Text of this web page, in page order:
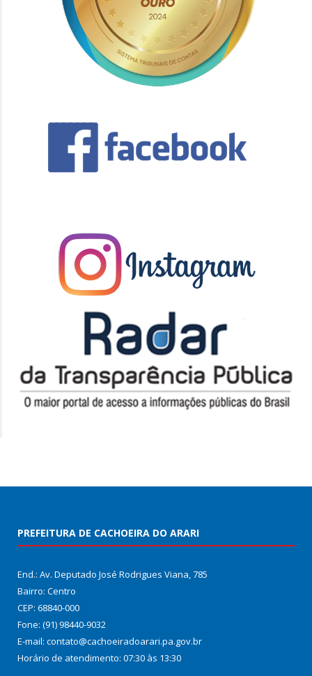
PREFEITURA DE CACHOEIRA DO ARARI
End.: Av. Deputado José Rodrigues Viana, 785
Bairro: Centro
CEP: 68840-000
Fone: (91) 98440-9032
E-mail: contato@cachoeiradoarari.pa.gov.br
Horário de atendimento: 07:30 às 13:30